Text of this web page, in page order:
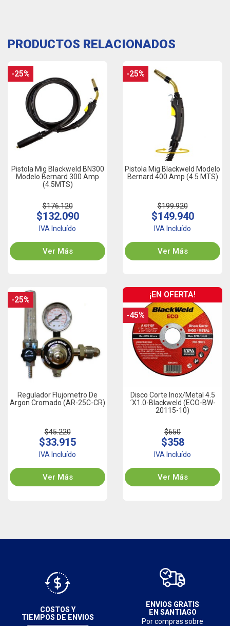
PRODUCTOS RELACIONADOS
Pistola Mig Blackweld BN300
Modelo Bernard 300 Amp
(4.5MTS)
$176.120
$132.090
IVA Incluído
Ver Más
-25%
Pistola Mig Blackweld Modelo
Bernard 400 Amp (4.5 MTS)
$199.920
$149.940
IVA Incluído
Ver Más
-25%
Regulador Flujometro De
Argon Cromado (AR-25C-CR)
$45.220
$33.915
IVA Incluído
Ver Más
-25%
Disco Corte Inox/Metal 4.5
´x1.0-Blackweld (ECO-BW-
20115-10)
$650
$358
IVA Incluído
Ver Más
¡EN OFERTA!
-45%
COSTOS Y
TIEMPOS DE ENVIOS
ENVIOS GRATIS
EN SANTIAGO
Por compras sobre